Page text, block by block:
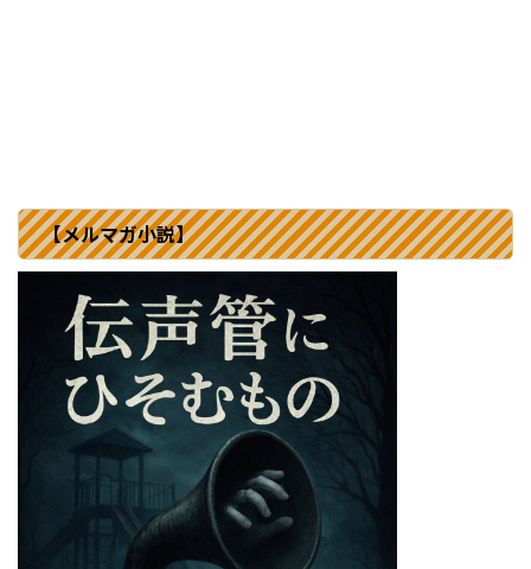
【メルマガ小説】